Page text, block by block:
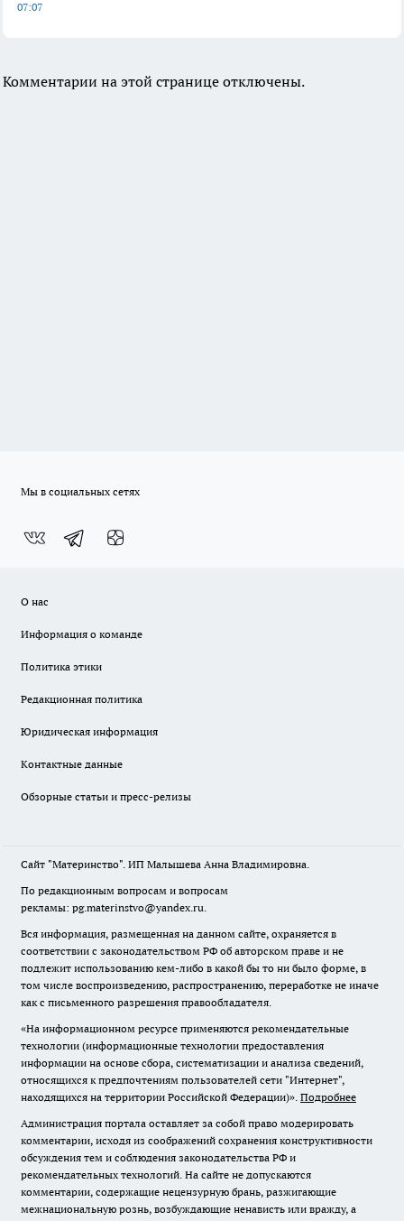
07:07
Комментарии на этой странице отключены.
Мы в социальных сетях
О нас
Информация о команде
Политика этики
Редакционная политика
Юридическая информация
Контактные данные
Обзорные статьи и пресс-релизы
Сайт "Материнство". ИП Малышева Анна Владимировна.
По редакционным вопросам и вопросам
рекламы: pg.materinstvo@yandex.ru.
Вся информация, размещенная на данном сайте, охраняется в
соответствии с законодательством РФ об авторском праве и не
подлежит использованию кем-либо в какой бы то ни было форме, в
том числе воспроизведению, распространению, переработке не иначе
как с письменного разрешения правообладателя.
«На информационном ресурсе применяются рекомендательные
технологии (информационные технологии предоставления
информации на основе сбора, систематизации и анализа сведений,
относящихся к предпочтениям пользователей сети "Интернет",
находящихся на территории Российской Федерации)». Подробнее
Администрация портала оставляет за собой право модерировать
комментарии, исходя из соображений сохранения конструктивности
обсуждения тем и соблюдения законодательства РФ и
рекомендательных технологий. На сайте не допускаются
комментарии, содержащие нецензурную брань, разжигающие
межнациональную рознь, возбуждающие ненависть или вражду, а